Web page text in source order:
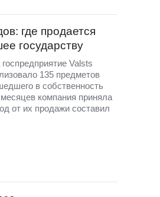
где продается
государству
Valsts
135 предметов
в собственность
компания приняла
от их продажи составил